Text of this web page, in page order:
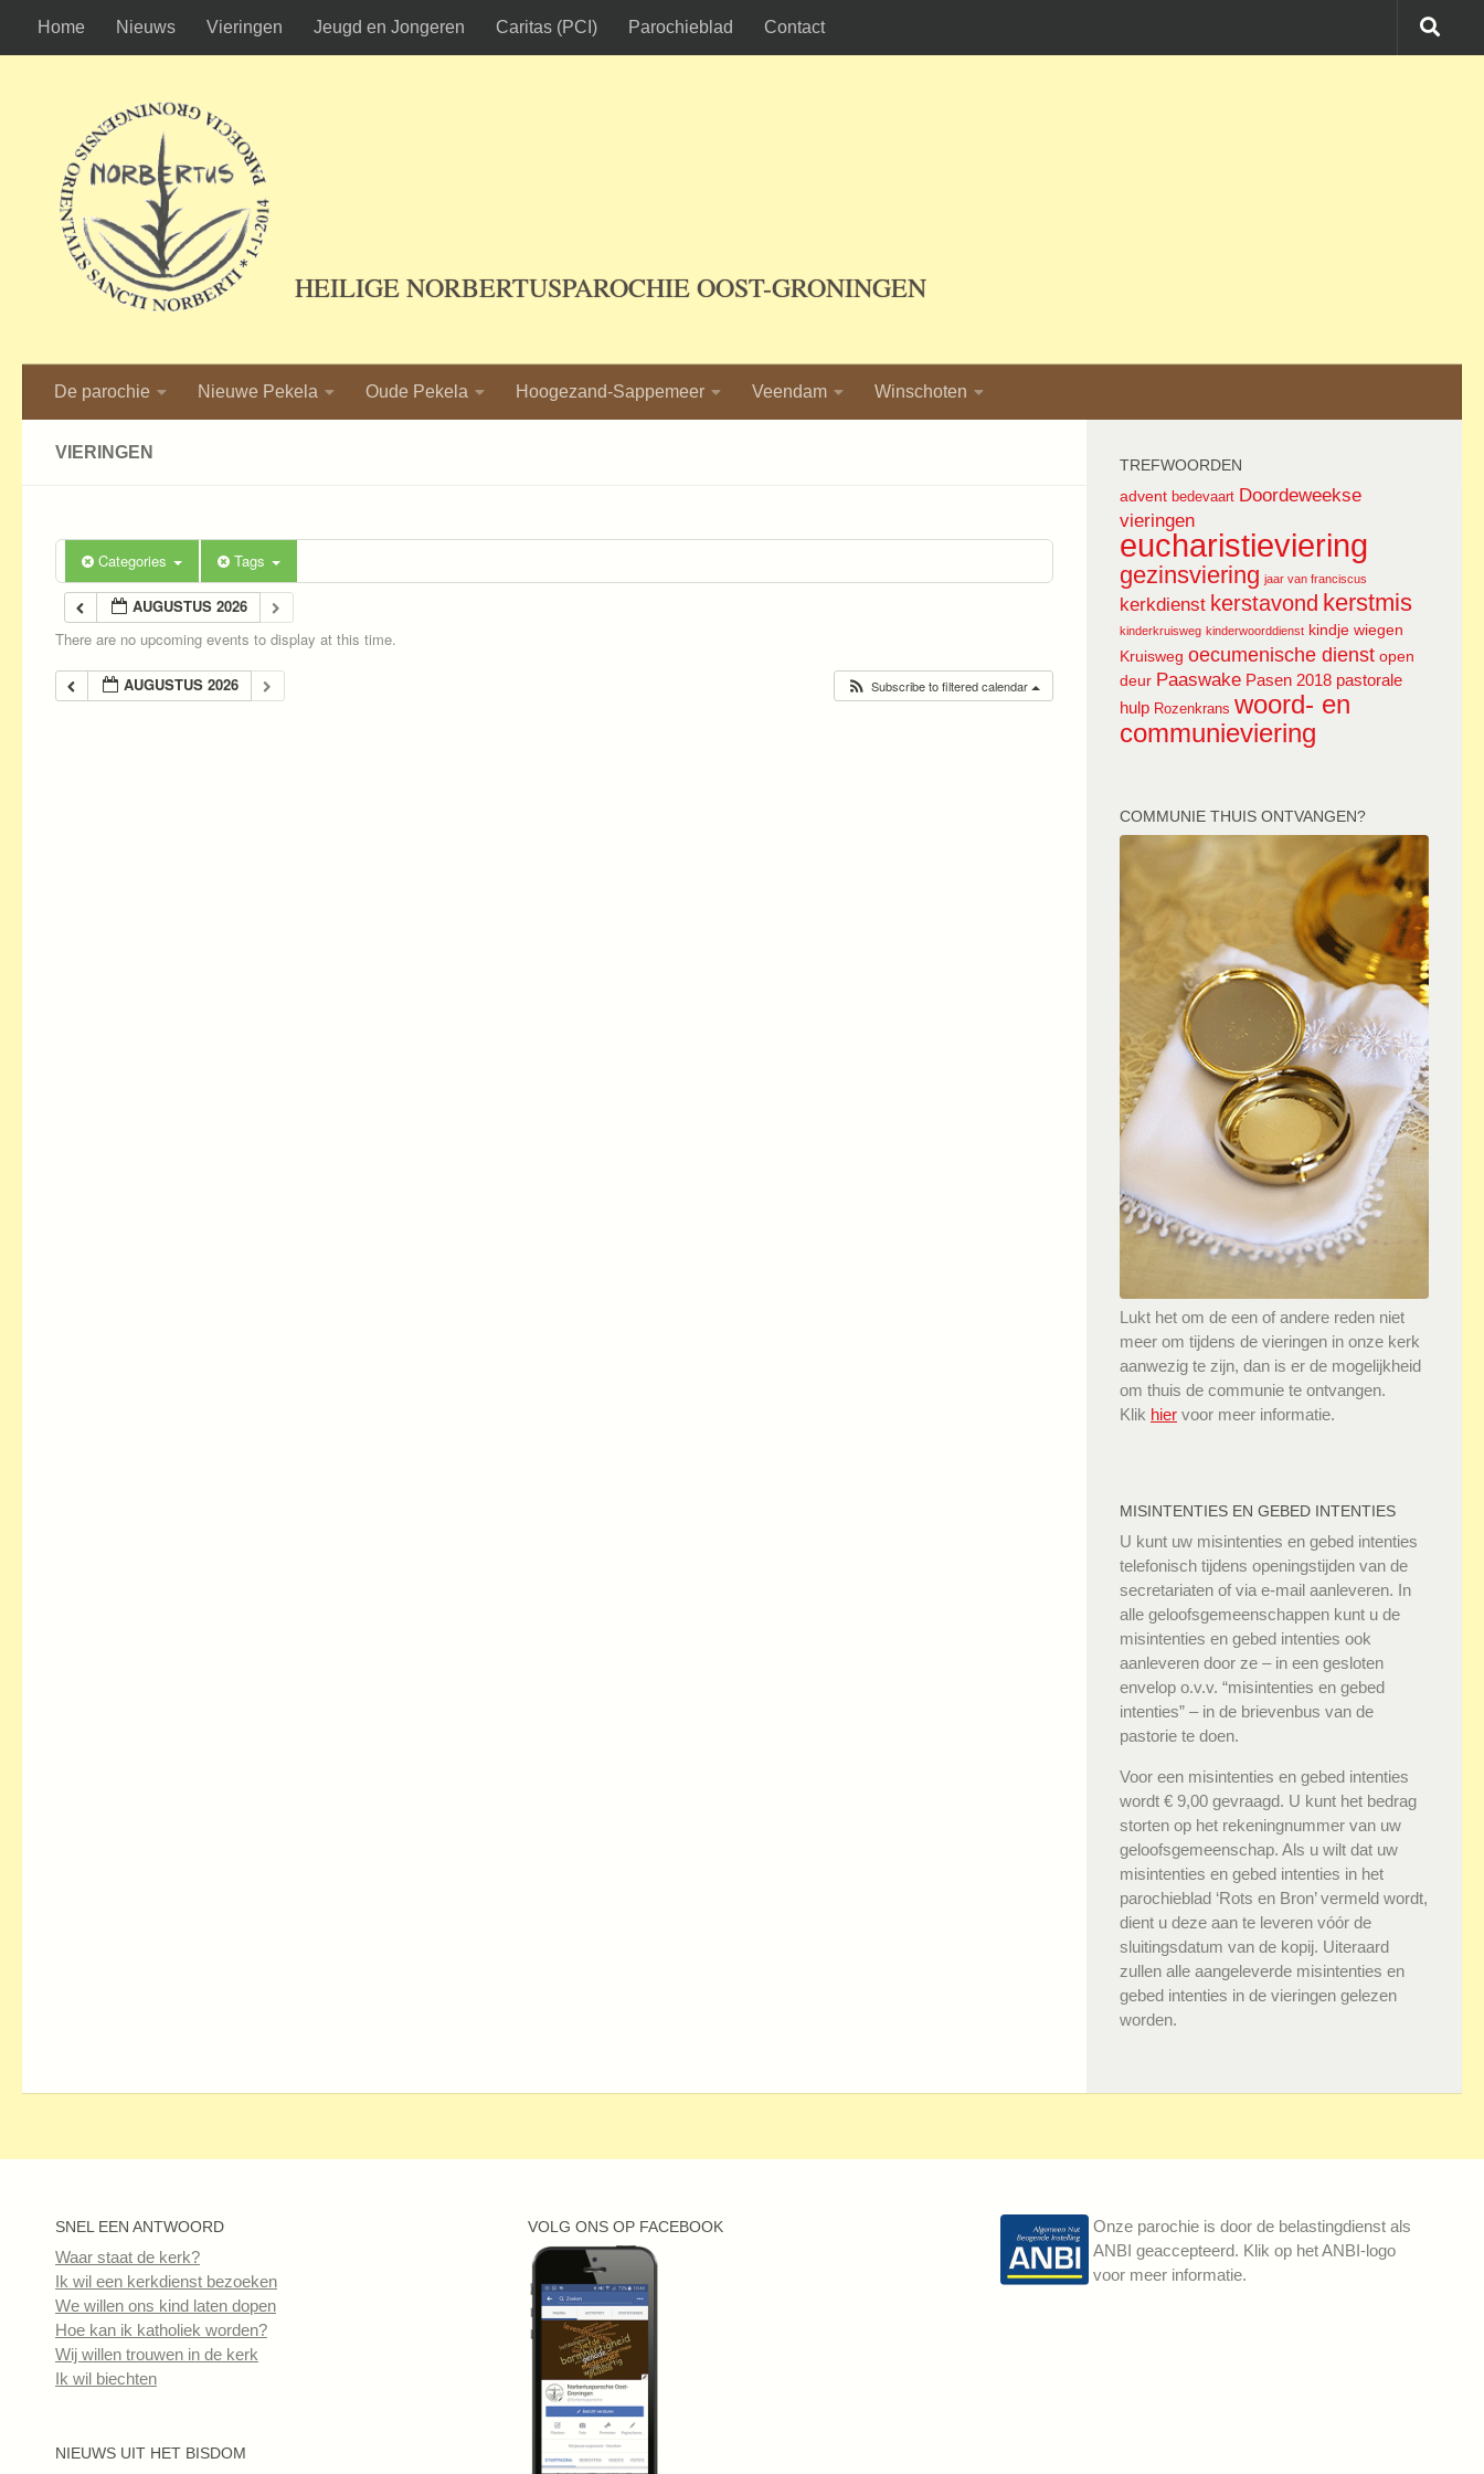
Ga naar de inhoud
Home Nieuws Vieringen Jeugd en Jongeren Caritas (PCI) Parochieblad Contact
HEILIGE NORBERTUSPAROCHIE OOST-GRONINGEN
De parochie Nieuwe Pekela Oude Pekela Hoogezand-Sappemeer Veendam Winschoten
VIERINGEN
Categories Tags
AUGUSTUS 2026
There are no upcoming events to display at this time.
AUGUSTUS 2026 Subscribe to filtered calendar
TREFWOORDEN
advent bedevaart Doordeweekse
vieringen
eucharistieviering
gezinsviering jaar van franciscus
kerkdienst kerstavond kerstmis
kinderkruisweg kinderwoorddienst kindje wiegen
Kruisweg oecumenische dienst open
deur Paaswake Pasen 2018 pastorale
hulp Rozenkrans woord- en
communieviering
COMMUNIE THUIS ONTVANGEN?
Lukt het om de een of andere reden niet
meer om tijdens de vieringen in onze kerk
aanwezig te zijn, dan is er de mogelijkheid
om thuis de communie te ontvangen.
Klik hier voor meer informatie.
MISINTENTIES EN GEBED INTENTIES
U kunt uw misintenties en gebed intenties
telefonisch tijdens openingstijden van de
secretariaten of via e-mail aanleveren. In
alle geloofsgemeenschappen kunt u de
misintenties en gebed intenties ook
aanleveren door ze – in een gesloten
envelop o.v.v. “misintenties en gebed
intenties” – in de brievenbus van de
pastorie te doen.
Voor een misintenties en gebed intenties
wordt € 9,00 gevraagd. U kunt het bedrag
storten op het rekeningnummer van uw
geloofsgemeenschap. Als u wilt dat uw
misintenties en gebed intenties in het
parochieblad ‘Rots en Bron’ vermeld wordt,
dient u deze aan te leveren vóór de
sluitingsdatum van de kopij. Uiteraard
zullen alle aangeleverde misintenties en
gebed intenties in de vieringen gelezen
worden.
SNEL EEN ANTWOORD
Waar staat de kerk?
Ik wil een kerkdienst bezoeken
We willen ons kind laten dopen
Hoe kan ik katholiek worden?
Wij willen trouwen in de kerk
Ik wil biechten
NIEUWS UIT HET BISDOM
VOLG ONS OP FACEBOOK
Onze parochie is door de belastingdienst als
ANBI geaccepteerd. Klik op het ANBI-logo
voor meer informatie.